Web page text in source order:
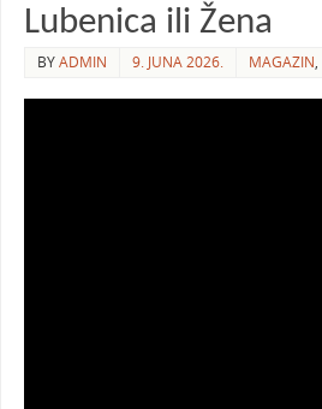
Lubenica ili Žena
BYADMIN 9. JUNA 2026. MAGAZIN,